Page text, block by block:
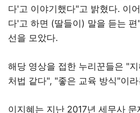
다'고 이야기했다"고 밝혔다. 이
다'고 하면 (딸들이) 말을 듣는 편
선을 모았다.
해당 영상을 접한 누리꾼들은 "
처법 같다", "좋은 교육 방식"이
이지혜는 지난 2017년 세무사